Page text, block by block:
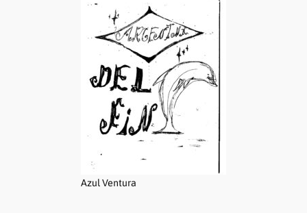
Azul Ventura